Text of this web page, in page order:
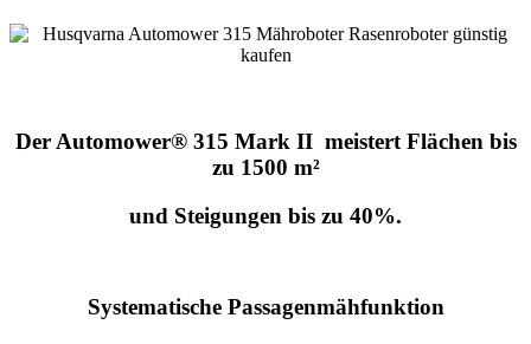
Der Automower® 315 Mark II meistert Flächen bis
zu 1500 m²
und Steigungen bis zu 40%.
Systematische Passagenmähfunktion